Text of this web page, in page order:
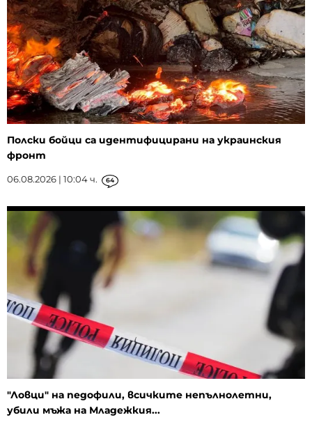
Полски бойци са идентифицирани на украинския
фронт
06.08.2026 | 10:04 ч. 64
"Ловци" на педофили, всичките непълнолетни,
убили мъжа на Младежкия...